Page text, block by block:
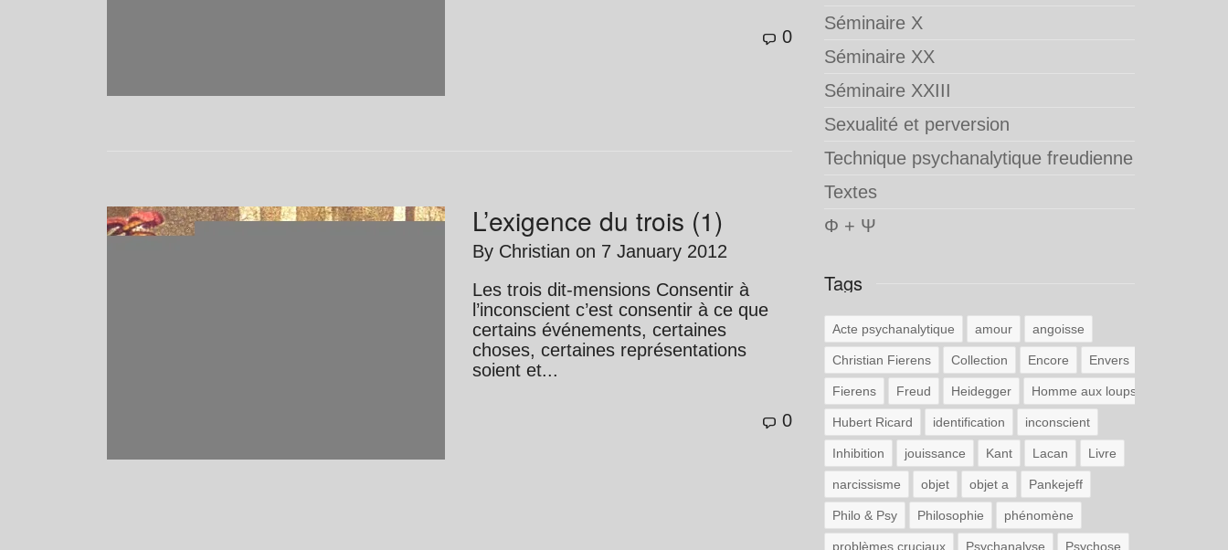
0
L’exigence du trois (1)
By Christian on 7 January 2012
Les trois dit-mensions Consentir à
l’inconscient c’est consentir à ce que
certains événements, certaines
choses, certaines représentations
soient et...
0
Séminaire X
Séminaire XX
Séminaire XXIII
Sexualité et perversion
Technique psychanalytique freudienne
Textes
Φ + Ψ
Tags
Acte psychanalytique amour angoisse
Christian Fierens Collection Encore Envers
Fierens Freud Heidegger Homme aux loups
Hubert Ricard identification inconscient
Inhibition jouissance Kant Lacan Livre
narcissisme objet objet a Pankejeff
Philo & Psy Philosophie phénomène
problèmes cruciaux Psychanalyse Psychose